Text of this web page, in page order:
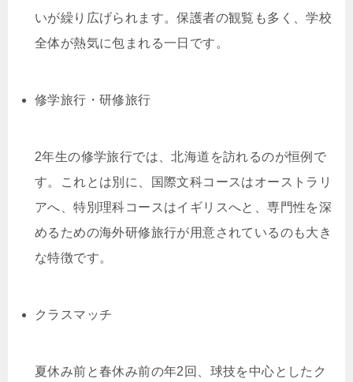
いが繰り広げられます。保護者の観覧も多く、学校
全体が熱気に包まれる一日です。
修学旅行・研修旅行
2年生の修学旅行では、北海道を訪れるのが恒例で
す。これとは別に、国際文科コースはオーストラリ
アへ、特別理科コースはイギリスへと、専門性を深
めるための海外研修旅行が用意されているのも大き
な特徴です。
クラスマッチ
夏休み前と春休み前の年2回、球技を中心としたク